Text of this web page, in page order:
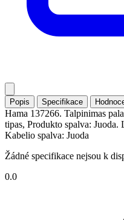
Popis Specifikace
Hama 137266. Talpinimas
tipas, Produkto spalva:
Kabelio spalva: Juoda
Žádné specifikace nejsou k
0.0